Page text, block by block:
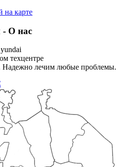
на карте
- О нас
техцентре
Надежно лечим любые проблемы.